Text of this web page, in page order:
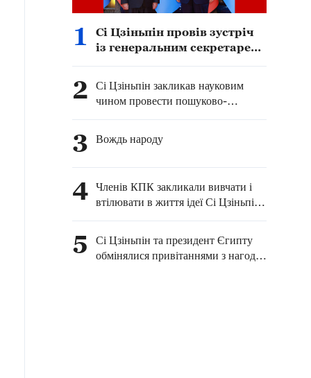
1
Сі Цзіньпін провів зустріч
із генеральним секретарем
2 Сі Цзіньпін закликав науковим
чином провести пошуково-
рятувальну операцію після зсуву в
3 Вождь народу
4 Членів КПК закликали вивчати і
втілювати в життя ідеї Сі Цзіньпіна
про внутрішньопартійне
5
Сі Цзіньпін та президент Єгипту
обмінялися привітаннями з нагоди